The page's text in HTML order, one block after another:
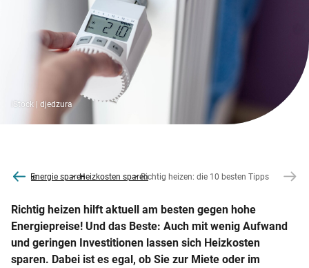
iStock | djedzura
co2onlineEnergie sparenHeizkosten sparenRichtig heizen: die 10 besten Tipps
Richtig heizen hilft aktuell am besten gegen hohe
Energiepreise! Und das Beste: Auch mit wenig Aufwand
und geringen Investitionen lassen sich Heizkosten
sparen. Dabei ist es egal, ob Sie zur Miete oder im